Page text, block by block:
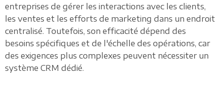
entreprises de gérer les interactions avec les clients,
les ventes et les efforts de marketing dans un endroit
centralisé. Toutefois, son efficacité dépend des
besoins spécifiques et de l'échelle des opérations, car
des exigences plus complexes peuvent nécessiter un
système CRM dédié.